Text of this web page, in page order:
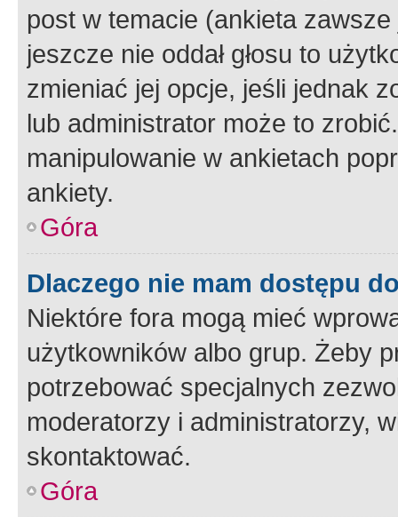
post w temacie (ankieta
jeszcze nie oddał głosu to
zmieniać jej opcje, jeśli jednak
lub administrator może to
manipulowanie w ankietach
ankiety.
Góra
Dlaczego nie mam dostępu
Niektóre fora mogą mieć
użytkowników albo grup. Żeby
potrzebować specjalnych
moderatorzy i administratorzy,
skontaktować.
Góra